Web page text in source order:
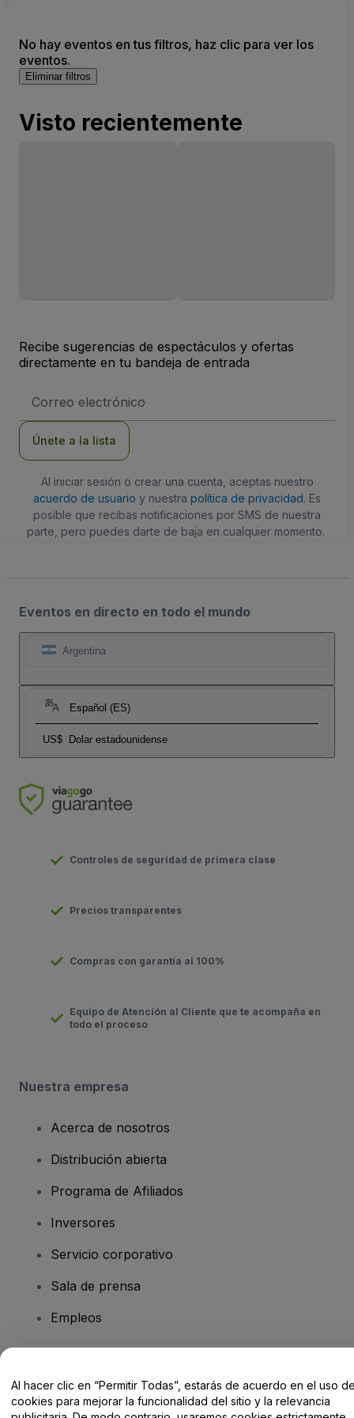
No hay eventos en tus filtros, haz clic para ver los
eventos.
Eliminar filtros
Visto recientemente
Recibe sugerencias de espectáculos y ofertas
directamente en tu bandeja de entrada
de
Únete a la lista
Al iniciar sesión o crear una cuenta, aceptas nuestro
acuerdo de usuario y nuestra política de privacidad. Es
posible que recibas notificaciones por SMS de nuestra
parte, pero puedes darte de baja en cualquier momento.
Eventos en directo en todo el mundo
Argentina
Español (ES)
US$ Dolar estadounidense
Controles de seguridad de primera clase
Precios transparentes
Compras con garantía al 100%
Equipo de Atención al Cliente que te acompaña en
todo el proceso
Nuestra empresa
Acerca de nosotros
Distribución abierta
Programa de Afiliados
Inversores
Servicio corporativo
Sala de prensa
Empleos
Centro de Ayuda / Contacto
Al hacer clic en “Permitir Todas”, estarás de acuerdo en el uso
cookies para mejorar la funcionalidad del sitio y la relevancia